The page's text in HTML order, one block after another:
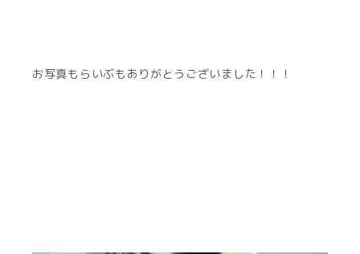
お写真もらいぶもありがとうございました！！！